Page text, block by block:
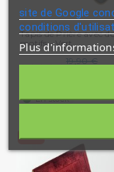
Tapis de Prière avec
motifs - Vert
19,90 €
En stock
-40%
site de Google
conditions
Plus